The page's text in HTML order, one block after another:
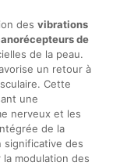
des vibrations
de
de la peau.
un retour à
Cette
une
nerveux et les
de la
significative des
modulation des